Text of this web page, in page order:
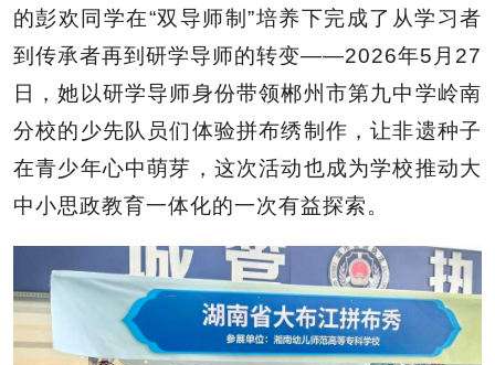
的彭欢同学在“双导师制”培养下完成了从学习者
到传承者再到研学导师的转变——2026年5月27
日，她以研学导师身份带领郴州市第九中学岭南
分校的少先队员们体验拼布绣制作，让非遗种子
在青少年心中萌芽，这次活动也成为学校推动大
中小思政教育一体化的一次有益探索。